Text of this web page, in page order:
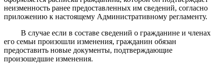
неизменность ранее предоставленных им сведений, согласно
приложению к настоящему Административному регламенту.
В случае если в составе сведений о гражданине и членах
его семьи произошли изменения, гражданин обязан
предоставить новые документы, подтверждающие
произошедшие изменения.